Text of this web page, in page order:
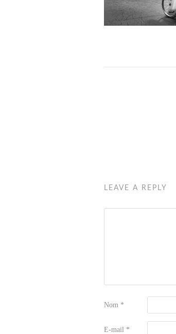
LEAVE A REPLY
Nom *
E-mail *